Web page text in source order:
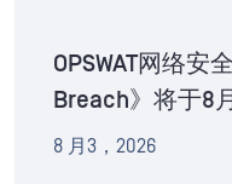
OPSWAT网络安
Breach》将于8
8 月3，2026